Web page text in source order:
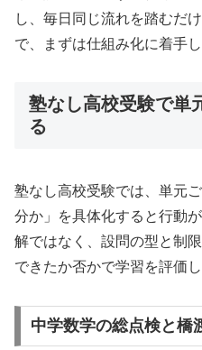
し、毎日同じ流れを踏むだ
で、まずは仕組み化に着手し
塾なし高校受験で単
る
塾なし高校受験では、単元
分か」を具体化すると行動
解ではなく、設問の型と制
できたか否かで学習を評価し
中学数学の総点検と橋